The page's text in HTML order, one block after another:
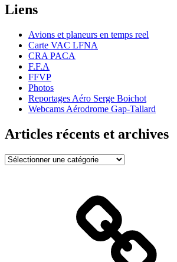
Liens
Avions et planeurs en temps reel
Carte VAC LFNA
CRA PACA
F.F.A
FFVP
Photos
Reportages Aéro Serge Boichot
Webcams Aérodrome Gap-Tallard
Articles récents et archives
Articles